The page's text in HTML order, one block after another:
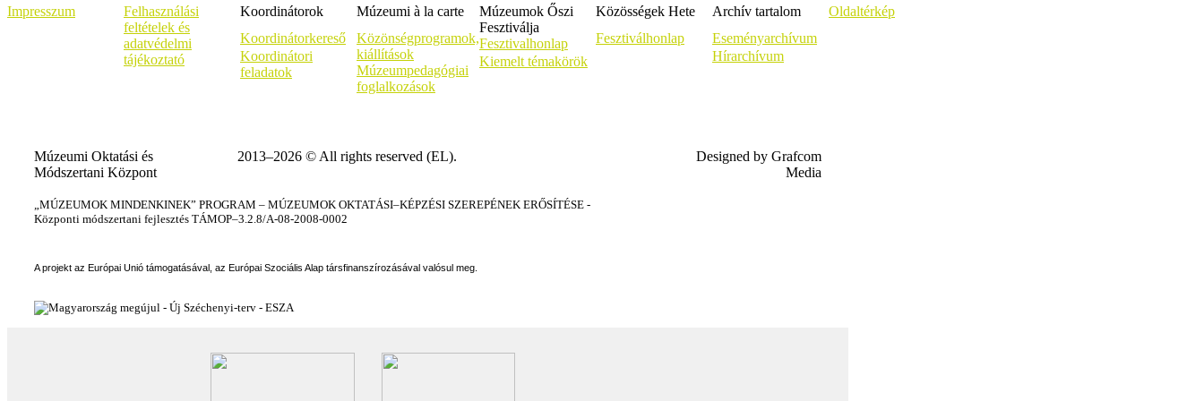
Impresszum
Felhasználási
feltételek és
adatvédelmi
tájékoztató
Koordinátorok
Koordinátorkereső
Koordinátori
feladatok
Múzeumi à la carte
Közönségprogramok,
kiállítások
Múzeumpedagógiai
foglalkozások
Múzeumok Őszi
Fesztiválja
Fesztivalhonlap
Kiemelt témakörök
Közösségek Hete
Fesztiválhonlap
Archív tartalom
Eseményarchívum
Hírarchívum
Oldaltérkép
Múzeumi Oktatási és
Módszertani Központ
2013–2026 © All rights reserved (EL).
Designed by Grafcom
Media
„MÚZEUMOK MINDENKINEK” PROGRAM – MÚZEUMOK OKTATÁSI–KÉPZÉSI SZEREPÉNEK ERŐSÍTÉSE -
Központi módszertani fejlesztés TÁMOP–3.2.8/A-08-2008-0002
A projekt az Európai Unió támogatásával, az Európai Szociális Alap társfinanszírozásával valósul meg.